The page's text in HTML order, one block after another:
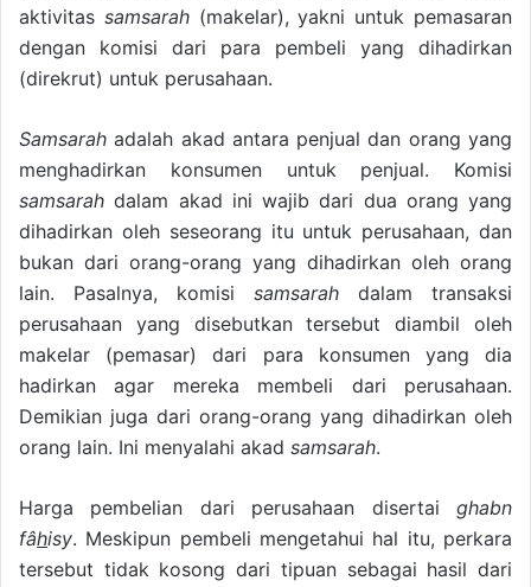
aktivitas samsarah(makelar), yakni untuk pemasaran
dengan komisi dari para pembeli yang dihadirkan
(direkrut) untuk perusahaan.
Samsarah adalah akad antara penjual dan orang yang
menghadirkan konsumen untuk penjual. Komisi
samsarah dalam akad ini wajib dari dua orang yang
dihadirkan oleh seseorang itu untuk perusahaan, dan
bukan dari orang-orang yang dihadirkan oleh orang
lain. Pasalnya, komisi samsarah dalam transaksi
perusahaan yang disebutkan tersebut diambil oleh
makelar (pemasar) dari para konsumen yang dia
hadirkan agar mereka membeli dari perusahaan.
Demikian juga dari orang-orang yang dihadirkan oleh
orang lain. Ini menyalahi akad samsarah.
Harga pembelian dari perusahaan disertai ghabn
fâhisy. Meskipun pembeli mengetahui hal itu, perkara
tersebut tidak kosong dari tipuan sebagai hasil dari